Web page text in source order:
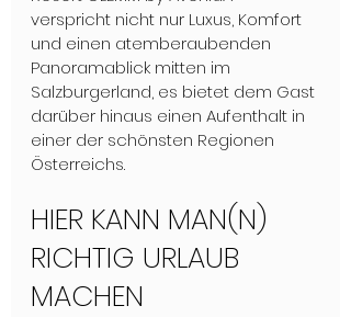
verspricht nicht nur Luxus, Komfort
und einen atemberaubenden
Panoramablick mitten im
Salzburgerland, es bietet dem Gast
darüber hinaus einen Aufenthalt in
einer der schönsten Regionen
Österreichs.
HIER KANN MAN(N)
RICHTIG URLAUB
MACHEN